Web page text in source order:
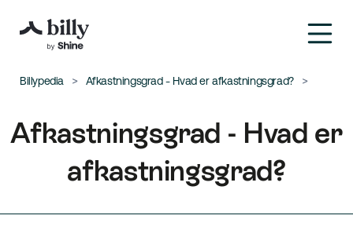
Billypedia Afkastningsgrad - Hvad er afkastningsgrad?
Afkastningsgrad - Hvad er
afkastningsgrad?